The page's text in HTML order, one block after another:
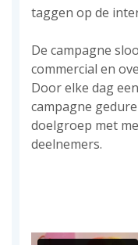
taggen op de
De campagne
commercial en
Door elke dag
campagne
doelgroep met
deelnemers.